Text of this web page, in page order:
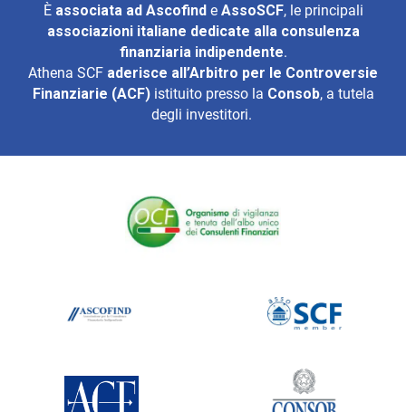
È associata ad Ascofinde AssoSCF, le principali
associazioni italiane dedicate alla consulenza
finanziaria indipendente.
Athena SCF aderisce all’Arbitro per le Controversie
Finanziarie (ACF)istituito presso la Consob, a tutela
degli investitori.